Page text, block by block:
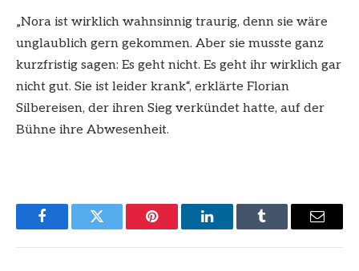
„Nora ist wirklich wahnsinnig traurig, denn sie wäre
unglaublich gern gekommen. Aber sie musste ganz
kurzfristig sagen: Es geht nicht. Es geht ihr wirklich gar
nicht gut. Sie ist leider krank“, erklärte Florian
Silbereisen, der ihren Sieg verkündet hatte, auf der
Bühne ihre Abwesenheit.
FacebookTwitter Pinterest LinkedInTumblr Email